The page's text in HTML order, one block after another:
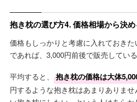
抱き枕の選び方4. 価格相場から決
価格もしっかりと考慮に入れておき
であれば、3,000円前後で販売してい
平均すると、 抱き枕の価格は大体
円するような抱き枕はあまりありま